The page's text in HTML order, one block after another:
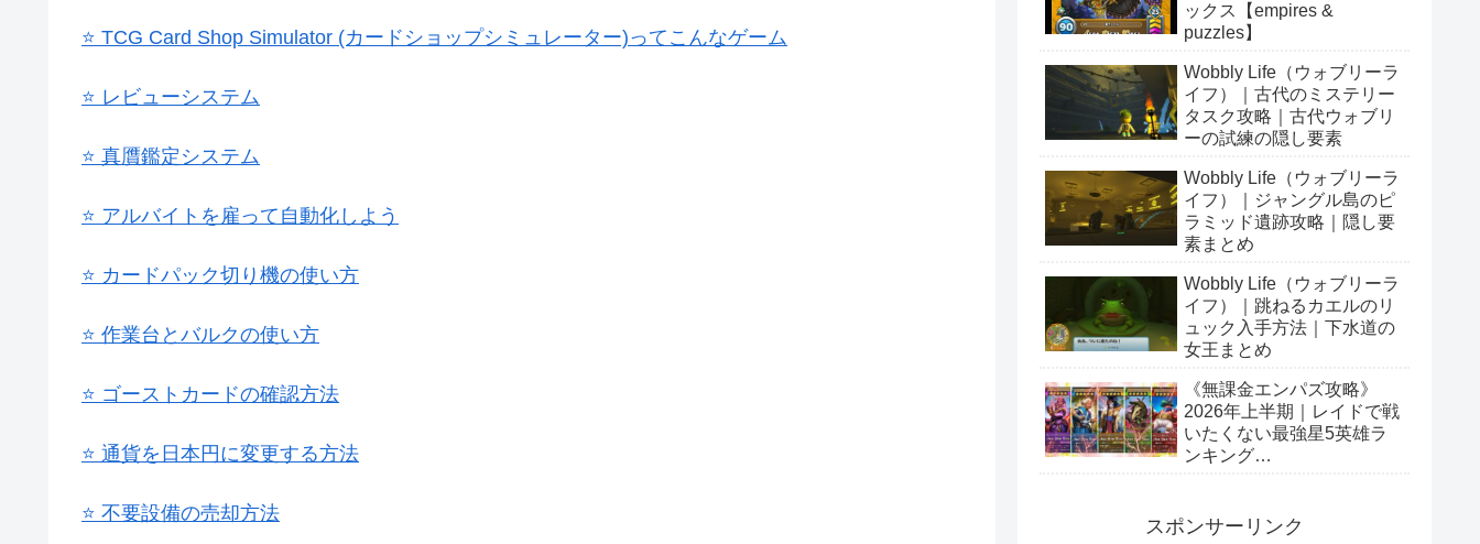
⭐ TCG Card Shop Simulator (カードショップシミュレーター)ってこんなゲーム
⭐ レビューシステム
⭐ 真贋鑑定システム
⭐ アルバイトを雇って自動化しよう
⭐ カードパック切り機の使い方
⭐ 作業台とバルクの使い方
⭐ ゴーストカードの確認方法
⭐ 通貨を日本円に変更する方法
⭐ 不要設備の売却方法
ックス【empires &
puzzles】
Wobbly Life（ウォブリーラ
イフ）｜古代のミステリー
タスク攻略｜古代ウォブリ
ーの試練の隠し要素
Wobbly Life（ウォブリーラ
イフ）｜ジャングル島のピ
ラミッド遺跡攻略｜隠し要
素まとめ
Wobbly Life（ウォブリーラ
イフ）｜跳ねるカエルのリ
ュック入手方法｜下水道の
女王まとめ
《無課金エンパズ攻略》
2026年上半期｜レイドで戦
いたくない最強星5英雄ラ
ンキング
スポンサーリンク